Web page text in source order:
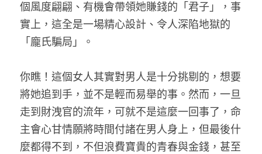
個風度翩翩、有機會帶領她賺錢的「君子」，事
實上，這全是一場精心設計、令人深陷地獄的
「龐氏騙局」。
你瞧！這個女人其實對男人是十分挑剔的，想要
將她追到手，並不是輕而易舉的事。然而，一旦
走到財洩官的流年，可就不是這麼一回事了，命
主會心甘情願將時間付諸在男人身上，但最後什
麼都得不到，不但浪費寶貴的青春與金錢，甚至